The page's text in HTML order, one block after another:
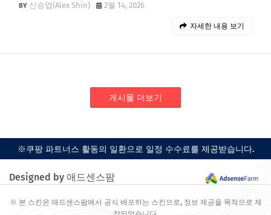
신승엽(Alex Shin)
2월 14, 2026
자세한 내용 보기
게시물 더보기
※쿠팡 파트너스 활동의 일환으로 일정 수수료를 제공받습니다.
Designed by 애드센스팜
※ 본 스킨은 애드센스팜에서 공식 배포하는 스킨으로, 정보 제공을 목적으로 제